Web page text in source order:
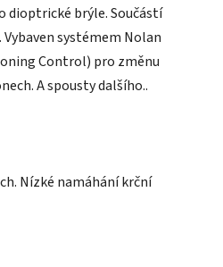
dioptrické brýle. Součástí
systémem Nolan
Control) pro změnu
A spousty dalšího..
Nízké namáhání krční